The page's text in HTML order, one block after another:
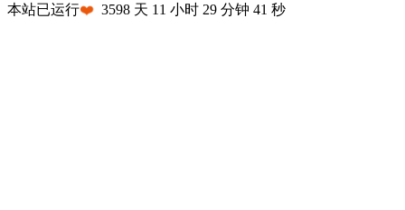
本站已运行❤️ 3598 天 11 小时 29 分钟 41 秒